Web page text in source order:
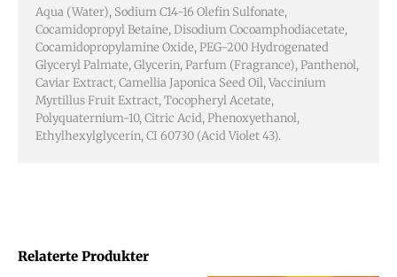
Relaterte Produkter
Aqua (Water), Sodium C14-16 Olefin Sulfonate,
Cocamidopropyl Betaine, Disodium Cocoamphodiacetate,
Cocamidopropylamine Oxide, PEG-200 Hydrogenated
Glyceryl Palmate, Glycerin, Parfum (Fragrance), Panthenol,
Caviar Extract, Camellia Japonica Seed Oil, Vaccinium
Myrtillus Fruit Extract, Tocopheryl Acetate,
Polyquaternium-10, Citric Acid, Phenoxyethanol,
Ethylhexylglycerin, CI 60730 (Acid Violet 43).